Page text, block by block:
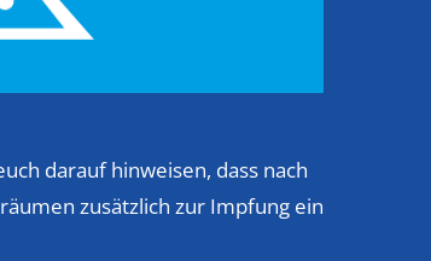
darauf hinweisen, dass nach
zusätzlich zur Impfung ein